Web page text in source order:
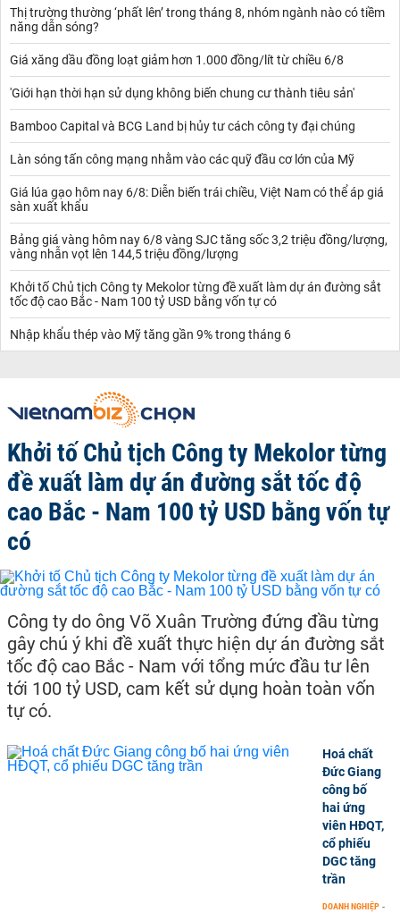
Thị trường thường ‘phất lên’ trong tháng 8, nhóm ngành nào có tiềm
năng dẫn sóng?
Giá xăng dầu đồng loạt giảm hơn 1.000 đồng/lít từ chiều 6/8
'Giới hạn thời hạn sử dụng không biến chung cư thành tiêu sản'
Bamboo Capital và BCG Land bị hủy tư cách công ty đại chúng
Làn sóng tấn công mạng nhằm vào các quỹ đầu cơ lớn của Mỹ
Giá lúa gạo hôm nay 6/8: Diễn biến trái chiều, Việt Nam có thể áp giá
sàn xuất khẩu
Bảng giá vàng hôm nay 6/8 vàng SJC tăng sốc 3,2 triệu đồng/lượng,
vàng nhẫn vọt lên 144,5 triệu đồng/lượng
Khởi tố Chủ tịch Công ty Mekolor từng đề xuất làm dự án đường sắt
tốc độ cao Bắc - Nam 100 tỷ USD bằng vốn tự có
Nhập khẩu thép vào Mỹ tăng gần 9% trong tháng 6
Khởi tố Chủ tịch Công ty Mekolor từng
đề xuất làm dự án đường sắt tốc độ
cao Bắc - Nam 100 tỷ USD bằng vốn tự
có
Công ty do ông Võ Xuân Trường đứng đầu từng
gây chú ý khi đề xuất thực hiện dự án đường sắt
tốc độ cao Bắc - Nam với tổng mức đầu tư lên
tới 100 tỷ USD, cam kết sử dụng hoàn toàn vốn
tự có.
Hoá chất
Đức Giang
công bố
hai ứng
viên HĐQT,
cổ phiếu
DGC tăng
trần
DOANH NGHIỆP -